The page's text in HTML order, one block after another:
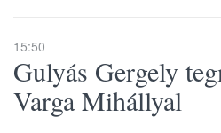
15:50
Gulyás Gergely
Varga Mihállyal